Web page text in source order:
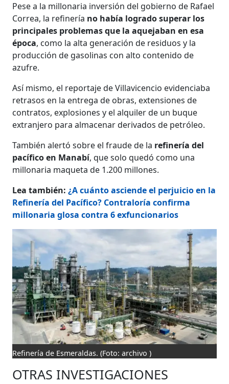
Pese a la millonaria inversión del gobierno de Rafael
Correa, la refinería no había logrado superar los
principales problemas que la aquejaban en esa
época, como la alta generación de residuos y la
producción de gasolinas con alto contenido de
azufre.
Así mismo, el reportaje de Villavicencio evidenciaba
retrasos en la entrega de obras, extensiones de
contratos, explosiones y el alquiler de un buque
extranjero para almacenar derivados de petróleo.
También alertó sobre el fraude de la refinería del
pacífico en Manabí, que solo quedó como una
millonaria maqueta de 1.200 millones.
Lea también:¿A cuánto asciende el perjuicio en la
Refinería del Pacífico? Contraloría confirma
millonaria glosa contra 6 exfuncionarios
Refinería de Esmeraldas.(Foto: archivo )
OTRAS INVESTIGACIONES